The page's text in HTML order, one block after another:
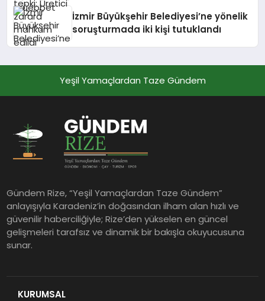
İzmir Büyükşehir Belediyesi’ne yönelik
soruşturmada iki kişi tutuklandı
Yeşil Yamaçlardan Taze Gündem
Gündem Rize, “Yeşil Yamaçlardan Taze Gündem”
anlayışıyla Karadeniz’in doğasından ilham alan hızlı ve
güvenilir haberciliğiyle; Rize’den yükselen en güncel
gelişmeleri tarafsız ve dinamik bir bakışla okuyucusuna
sunar.
KURUMSAL